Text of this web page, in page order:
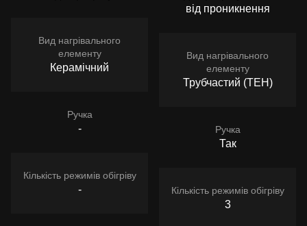
Вид нагрівального
елементу
Керамічний
Ручка
-
Кількість режимів обігріву
-
від проникнення
Вид нагрівального
елементу
Трубчастий (ТЕН)
Ручка
Так
Кількість режимів обігріву
3